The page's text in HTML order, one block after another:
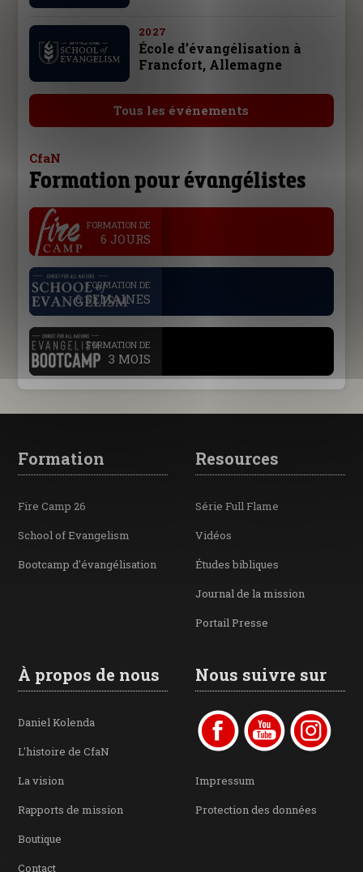
2027
École d’évangélisation à
Francfort, Allemagne
Tous les événements
CfaN
Formation pour évangélistes
FORMATION DE
6 JOURS
FORMATION DE
6 SEMAINES
FORMATION DE
3 MOIS
Formation
Fire Camp 26
School of Evangelism
Bootcamp d'évangélisation
Resources
Série Full Flame
Vidéos
Études bibliques
Journal de la mission
Portail Presse
À propos de nous
Daniel Kolenda
L'histoire de CfaN
La vision
Rapports de mission
Boutique
Contact
Nous suivre sur
Impressum
Protection des données